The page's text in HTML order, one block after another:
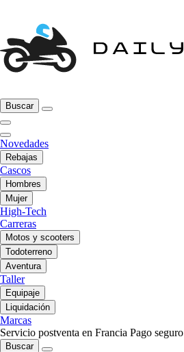
Buscar
Novedades
Rebajas
Cascos
Hombres
Mujer
High-Tech
Carreras
Motos y scooters
Todoterreno
Aventura
Taller
Equipaje
Liquidación
Marcas
Servicio postventa en Francia Pago seguro
Buscar